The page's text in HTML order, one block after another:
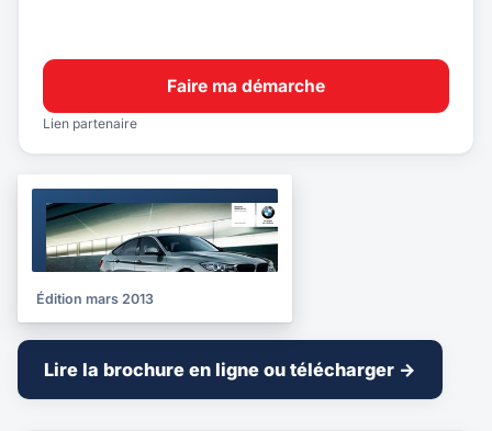
Faire ma démarche
Lien partenaire
BROCHURE
2013
Édition mars 2013
Lire la brochure en ligne ou télécharger →